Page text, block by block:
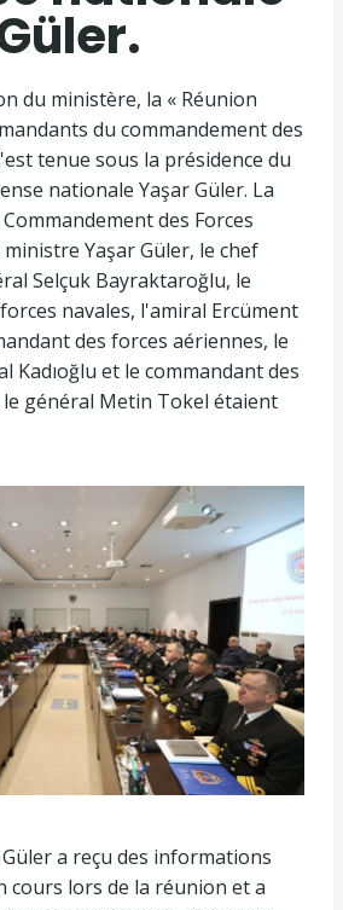
du ministère, la « Réunion
du commandement des
tenue sous la présidence du
nationale Yaşar Güler. La
des Forces
Yaşar Güler, le chef
Selçuk Bayraktaroğlu, le
navales, l'amiral Ercüment
des forces aériennes, le
Kadıoğlu et le commandant des
général Metin Tokel étaient
a reçu des informations
cours lors de la réunion et a